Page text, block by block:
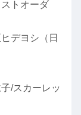
トオーダ
デヨシ（日
/スカーレッ